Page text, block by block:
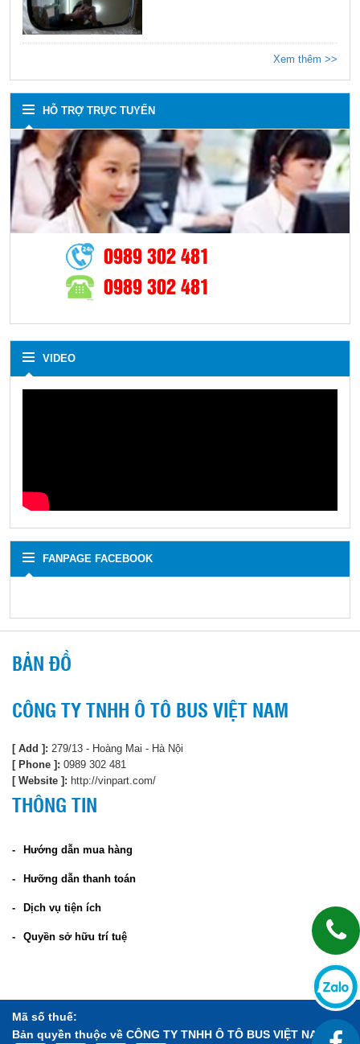
Xem thêm >>
HỖ TRỢ TRỰC TUYẾN
0989 302 481
0989 302 481
VIDEO
FANPAGE FACEBOOK
BẢN ĐỒ
CÔNG TY TNHH Ô TÔ BUS VIỆT NAM
[ Add ]: 279/13 - Hoàng Mai - Hà Nội
[ Phone ]: 0989 302 481
[ Website ]: http://vinpart.com/
THÔNG TIN
Hướng dẫn mua hàng
Hưỡng dẫn thanh toán
Dịch vụ tiện ích
Quyền sở hữu trí tuệ
Mã số thuế:
Bản quyền thuộc về CÔNG TY TNHH Ô TÔ BUS VIỆT NAM